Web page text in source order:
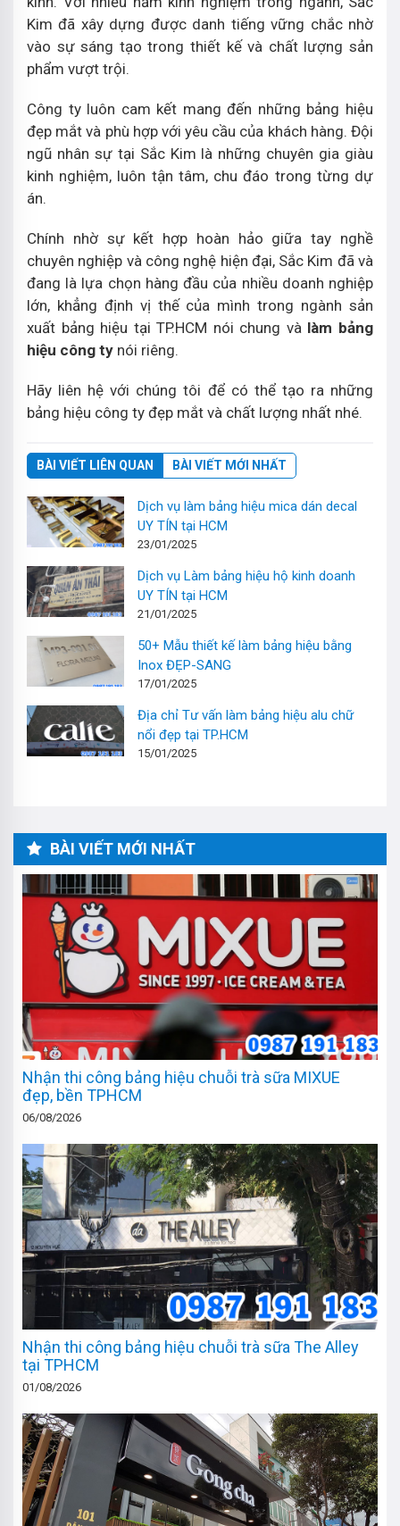
Kim đã xây dựng được danh tiếng vững chắc nhờ
vào sự sáng tạo trong thiết kế và chất lượng sản
phẩm vượt trội.
Công ty luôn cam kết mang đến những bảng hiệu
đẹp mắt và phù hợp với yêu cầu của khách hàng. Đội
ngũ nhân sự tại Sắc Kim là những chuyên gia giàu
kinh nghiệm, luôn tận tâm, chu đáo trong từng dự
án.
Chính nhờ sự kết hợp hoàn hảo giữa tay nghề
chuyên nghiệp và công nghệ hiện đại, Sắc Kim đã và
đang là lựa chọn hàng đầu của nhiều doanh nghiệp
lớn, khẳng định vị thế của mình trong ngành sản
xuất bảng hiệu tại TP.HCM nói chung và làm bảng
hiệu công ty nói riêng.
Hãy liên hệ với chúng tôi để có thể tạo ra những
bảng hiệu công ty đẹp mắt và chất lượng nhất nhé.
BÀI VIẾT LIÊN QUAN BÀI VIẾT MỚI NHẤT
Dịch vụ làm bảng hiệu mica dán decal
UY TÍN tại HCM
23/01/2025
Dịch vụ Làm bảng hiệu hộ kinh doanh
UY TÍN tại HCM
21/01/2025
50+ Mẫu thiết kế làm bảng hiệu bằng
Inox ĐẸP-SANG
17/01/2025
Địa chỉ Tư vấn làm bảng hiệu alu chữ
nổi đẹp tại TP.HCM
15/01/2025
BÀI VIẾT MỚI NHẤT
Nhận thi công bảng hiệu chuỗi trà sữa MIXUE
đẹp, bền TPHCM
06/08/2026
Nhận thi công bảng hiệu chuỗi trà sữa The Alley
tại TPHCM
01/08/2026